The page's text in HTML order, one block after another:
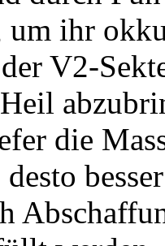
um ihr
V2-
die